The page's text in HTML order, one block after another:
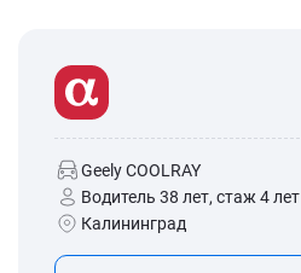
Geely COOLRAY
Водитель 38 лет, стаж 4 лет
Калининград